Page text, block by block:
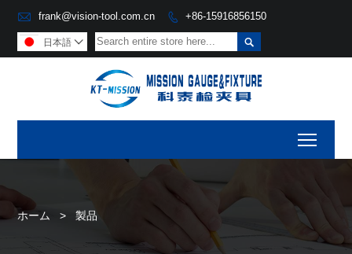
 frank@vision-tool.com.cn  +86-15916856150

日本語 
ホーム > 製品